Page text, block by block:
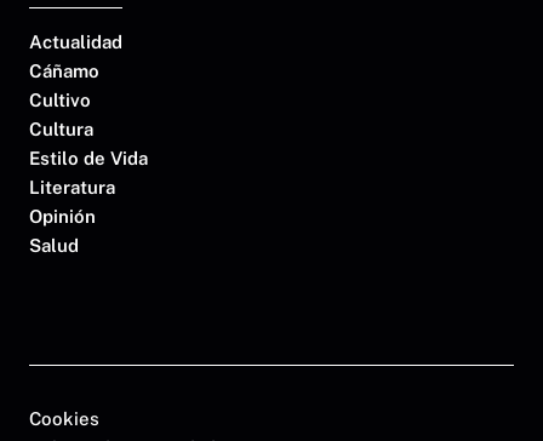
Actualidad
Cáñamo
Cultivo
Cultura
Estilo de Vida
Literatura
Opinión
Salud
Cookies